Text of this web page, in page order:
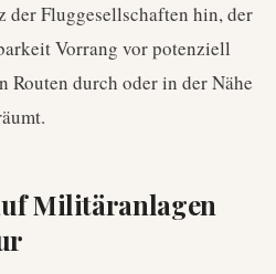
der Fluggesellschaften hin, der
Vorrang vor potenziell
Routen durch oder in der Nähe
Militäranlagen